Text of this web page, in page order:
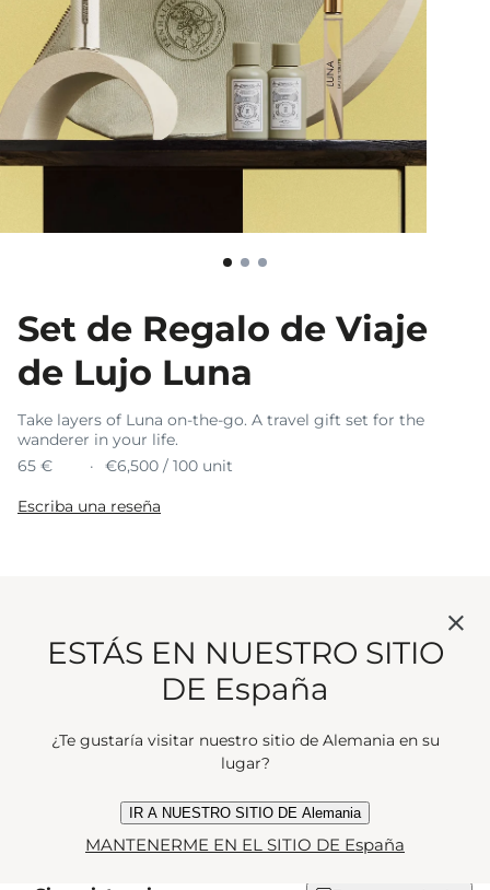
Set de Regalo de Viaje
de Lujo Luna
Take layers of Luna on-the-go. A travel gift set for the
wanderer in your life.
65 €
€6,500 / 100 unit
Escriba una reseña
bergamot with you where you go. A miniature eau
de toilette and body and hand wash for the
ultimate Luna ritual. The perfect gift for the
wanderer in your life.
Lista de espera
ESTÁS EN NUESTRO SITIO
DE España
¿Te gustaría visitar nuestro sitio de Alemania en su
lugar?
IR A NUESTRO SITIO DE Alemania
MANTENERME EN EL SITIO DE España